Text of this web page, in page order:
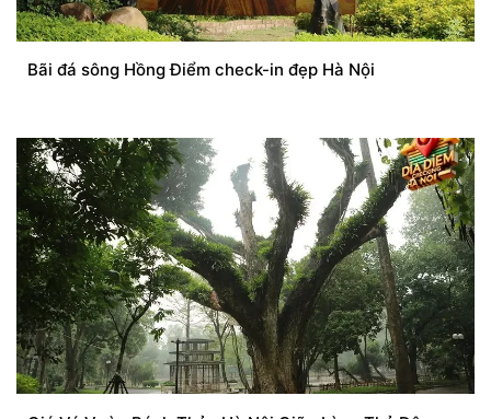
Bãi đá sông Hồng Điểm check-in đẹp Hà Nội